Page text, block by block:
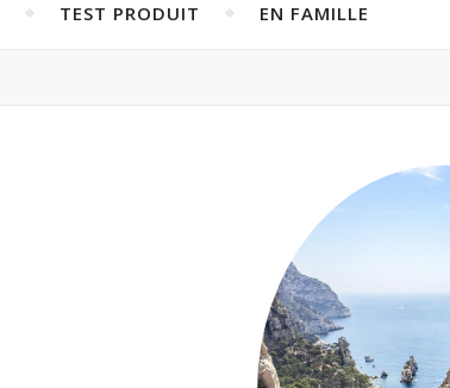
TEST PRODUIT EN FAMILLE